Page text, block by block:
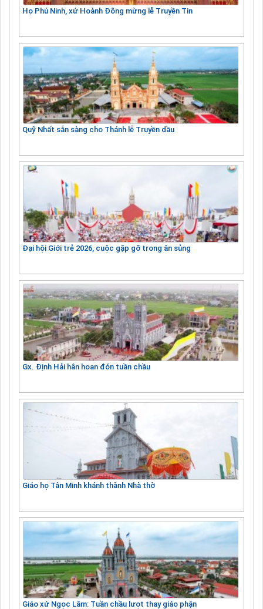
Họ Phú Ninh, xứ Hoành Đông mừng lễ Truyền Tin
Quỹ Nhất sẵn sàng cho Thánh lễ Truyền dầu
Đại hội Giới trẻ 2026, cuộc gặp gỡ trong ân sủng
Gx. Định Hải hân hoan đón tuần chầu
Giáo họ Tân Minh khánh thành Nhà thờ
Giáo xứ Ngọc Lâm: Tuần chầu lượt thay giáo phận